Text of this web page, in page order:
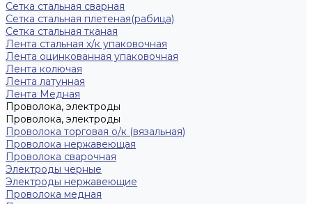
Сетка стальная сварная
Сетка стальная плетеная(рабица)
Сетка стальная тканая
Лента стальная х/к упаковочная
Лента оцинкованная упаковочная
Лента колючая
Лента латунная
Лента Медная
Проволока, электроды
Проволока, электроды
Проволока торговая о/к (вязальная)
Проволока нержавеющая
Проволока сварочная
Электроды черные
Электроды нержавеющие
Проволока медная